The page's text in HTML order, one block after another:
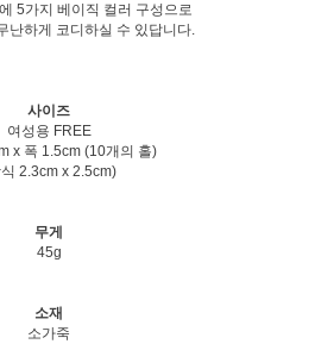
5가지 베이직 컬러 구성으로
난하게 코디하실 수 있답니다.
사이즈
여성용 FREE
x 폭 1.5cm (10개의 홀)
2.3cm x 2.5cm)
무게
45g
소재
소가죽